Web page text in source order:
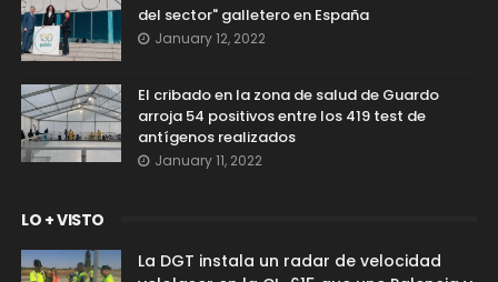
del sector" galletero en España
January 12, 2022
El cribado en la zona de salud de Guardo
arroja 54 positivos entre los 419 test de
antígenos realizados
January 11, 2022
LO + VISTO
La DGT instala un radar de velocidad